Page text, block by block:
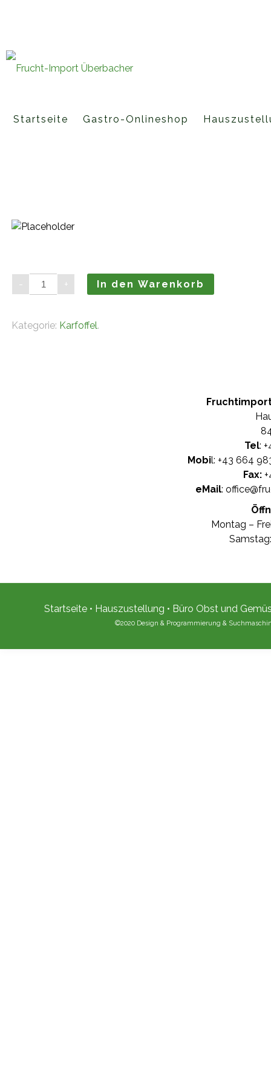
Startseite Gastro-Onlineshop
-
Ofenkartoffel
(10kg)
Menge
+ In den Warenkorb
Kategorie: Karfoffel.
Tel: +
Mobil: +43 664
Fax:
eMail:
Montag –
Startseite• Hauszustellung • Büro Obst und
©2020 Design & Programmierung &